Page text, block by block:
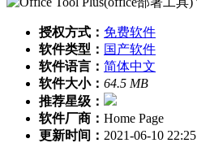
授权方式： 免费软件
软件类型： 国产软件
软件语言： 简体中文
软件大小： 64.5 MB
推荐星级：
软件厂商： Home Page
更新时间： 2021-06-10 22:25